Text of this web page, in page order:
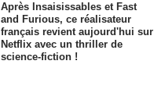
Après Insaisissables et Fast
and Furious, ce réalisateur
français revient aujourd'hui sur
Netflix avec un thriller de
science-fiction !